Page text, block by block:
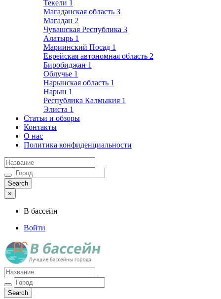
Текели 1
Магаданская область 3
Магадан 2
Чувашская Республика 3
Алатырь 1
Мариинский Посад 1
Еврейская автономная область 2
Биробиджан 1
Облучье 1
Нарынская область 1
Нарын 1
Республика Калмыкия 1
Элиста 1
Статьи и обзоры
Контакты
О нас
Политика конфиденциальности
×
В бассейн
Войти
Лучшие бассейны города